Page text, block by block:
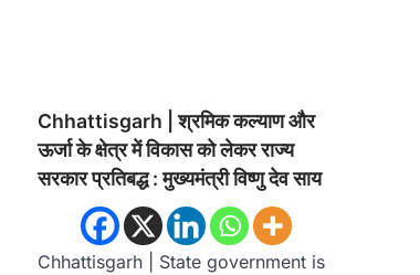
Chhattisgarh | श्रमिक कल्याण और
ऊर्जा के क्षेत्र में विकास को लेकर राज्य
सरकार प्रतिबद्ध : मुख्यमंत्री विष्णु देव साय
Chhattisgarh | State government is